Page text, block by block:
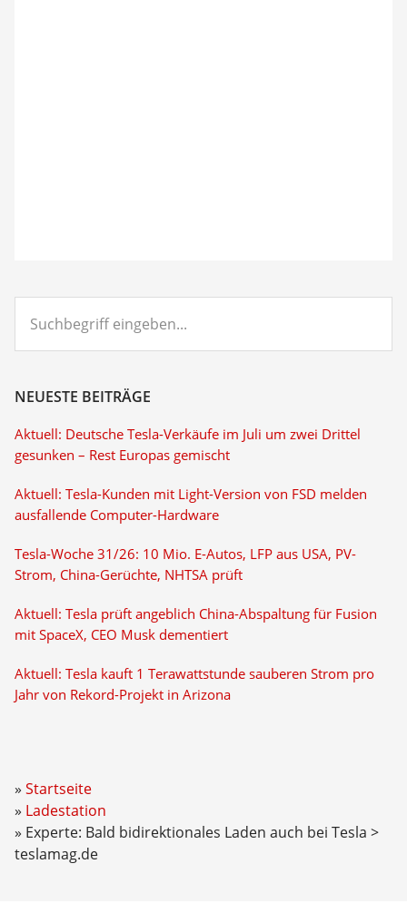
eingeben...
NEUESTE BEITRÄGE
Aktuell: Deutsche Tesla-Verkäufe im Juli um zwei Drittel
gesunken – Rest Europas gemischt
Aktuell: Tesla-Kunden mit Light-Version von FSD melden
ausfallende Computer-Hardware
Tesla-Woche 31/26: 10 Mio. E-Autos, LFP aus USA, PV-
Strom, China-Gerüchte, NHTSA prüft
Aktuell: Tesla prüft angeblich China-Abspaltung für Fusion
mit SpaceX, CEO Musk dementiert
Aktuell: Tesla kauft 1 Terawattstunde sauberen Strom pro
Jahr von Rekord-Projekt in Arizona
Startseite
Ladestation
Experte: Bald bidirektionales Laden auch bei Tesla >
teslamag.de